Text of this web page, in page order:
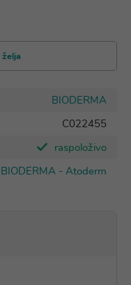
BIODERMA
C022455
raspoloživo
BIODERMA - Atoderm